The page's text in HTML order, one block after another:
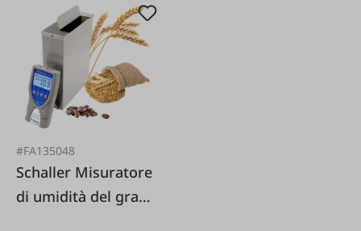
#FA135048
Schaller Misuratore
di umidità del grano